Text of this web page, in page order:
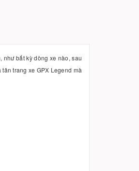
như bất kỳ dòng xe nào, sau
trang xe GPX Legend mà